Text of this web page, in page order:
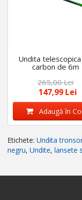
Undita
carbon de 6m
265,00 Lei
147,99 Lei
Adaugă în
Etichete: Undita
negru, Undite, lansete